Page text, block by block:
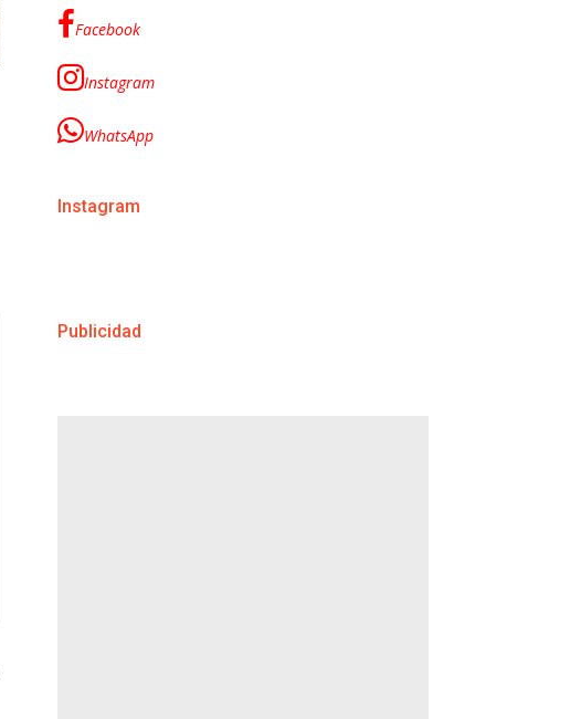
Facebook
Instagram
WhatsApp
Instagram
Publicidad